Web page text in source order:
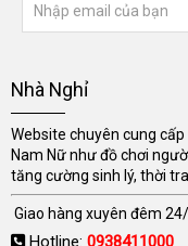
Nhà Nghỉ
Website chuyên cung
Nam Nữ như đồ chơi
tăng cường sinh lý, thời
Giao hàng xuyên đêm
Hotline: 0938411000